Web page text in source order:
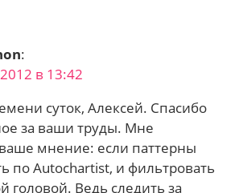
:
в 13:42
суток, Алексей. Спасибо
за ваши труды. Мне
мнение: если паттерны
по Autochartist, и фильтровать
головой. Ведь следить за